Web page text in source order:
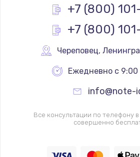
+7 (800)
+7 (800)
Череповец,
Ежедневно с 9:00
info@note-
Все консультации по телефону
совершенно